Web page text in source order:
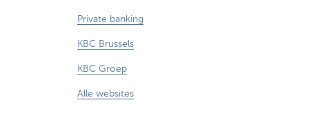
Private banking
KBC Brussels
KBC Groep
Alle websites